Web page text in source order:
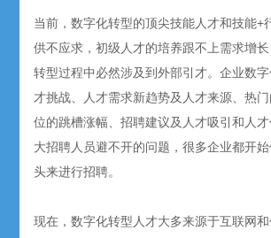
当前，数字化转型的顶尖技能人才和技能+
供不应求，初级人才的培养跟不上需求增
转型过程中必然涉及到外部引才。企业数
才挑战、人才需求新趋势及人才来源、热
位的跳槽涨幅、招聘建议及人才吸引和人
大招聘人员避不开的问题，很多企业都开
头来进行招聘。
现在，数字化转型人才大多来源于互联网